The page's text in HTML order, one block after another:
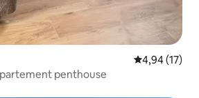
Évaluation
4,94 (17)
penthouse